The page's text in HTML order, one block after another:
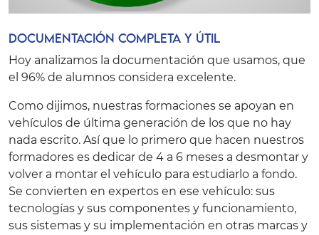
Documentación completa y útil
Hoy analizamos la documentación que usamos, que
el 96% de alumnos considera excelente.
Como dijimos, nuestras formaciones se apoyan en
vehículos de última generación de los que no hay
nada escrito. Así que lo primero que hacen nuestros
formadores es dedicar de 4 a 6 meses a desmontar y
volver a montar el vehículo para estudiarlo a fondo.
Se convierten en expertos en ese vehículo: sus
tecnologías y sus componentes y funcionamiento,
sus sistemas y su implementación en otras marcas y